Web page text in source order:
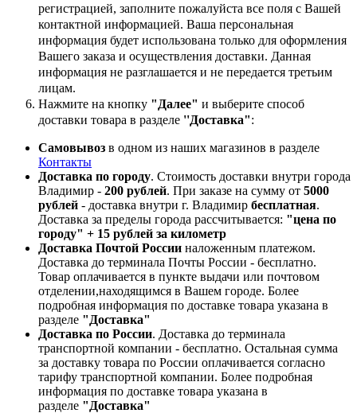
регистрацией, заполните пожалуйста все поля с Вашей
контактной информацией. Ваша персональная
информация будет использована только для оформления
Вашего заказа и осуществления доставки. Данная
информация не разглашается и не передается третьим
лицам.
Нажмите на кнопку "Далее" и выберите способ
доставки товара в разделе ''Доставка":
Самовывоз в одном из наших магазинов в разделе
Контакты
Доставка по городу. Стоимость доставки внутри города
Владимир - 200 рублей. При заказе на сумму от 5000
рублей - доставка внутри г. Владимир бесплатная.
Доставка за пределы города рассчитывается: "цена по
городу" + 15 рублей за километр
Доставка Почтой России наложенным платежом.
Доставка до терминала Почты России - бесплатно.
Товар оплачивается в пункте выдачи или почтовом
отделении,находящимся в Вашем городе. Более
подробная информация по доставке товара указана в
разделе "Доставка"
Доставка по России. Доставка до терминала
транспортной компании - бесплатно. Остальная сумма
за доставку товара по России оплачивается согласно
тарифу транспортной компании. Более подробная
информация по доставке товара указана в
разделе "Доставка"